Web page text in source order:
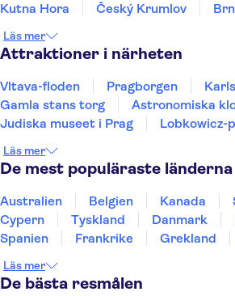
Kutna Hora Český Krumlov
Läs mer
Attraktioner i närheten
Vltava-floden Pragborgen
Gamla stans torg
Astronomiska
Judiska museet i Prag
Lobkowicz-
Nationalmuseet i Prag
Aquapalace
Pilsner Urquell Bryggeri
Wallenstein Palace
Läs mer
De mest populäraste länderna
Australien Belgien Kanada
Cypern
Tyskland Danmark
Spanien
Frankrike Grekland
Sverige
Thailand
Läs mer
De bästa resmålen